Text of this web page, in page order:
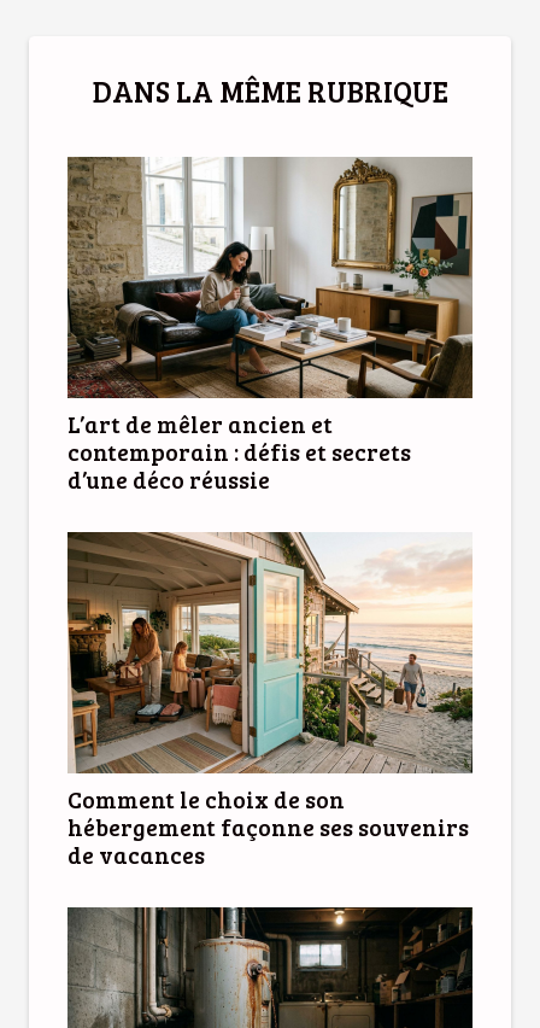
DANS LA MÊME RUBRIQUE
L’art de mêler ancien et
contemporain : défis et secrets
d’une déco réussie
Comment le choix de son
hébergement façonne ses souvenirs
de vacances